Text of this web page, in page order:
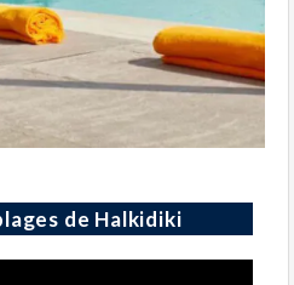
de Halkidiki